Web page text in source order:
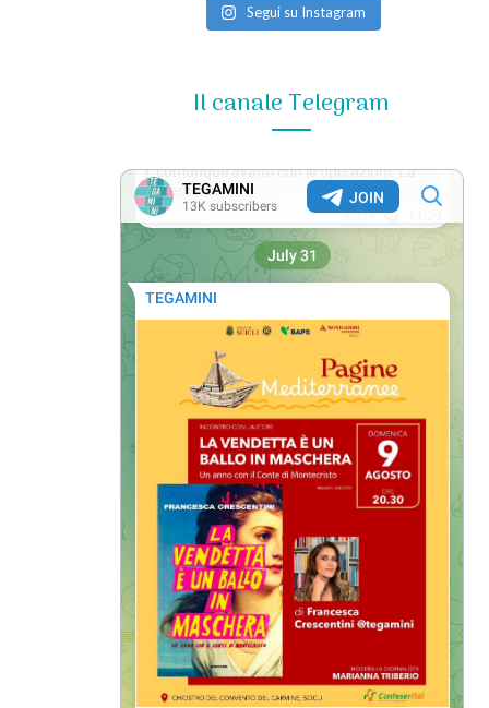
Segui su Instagram
Il canale Telegram